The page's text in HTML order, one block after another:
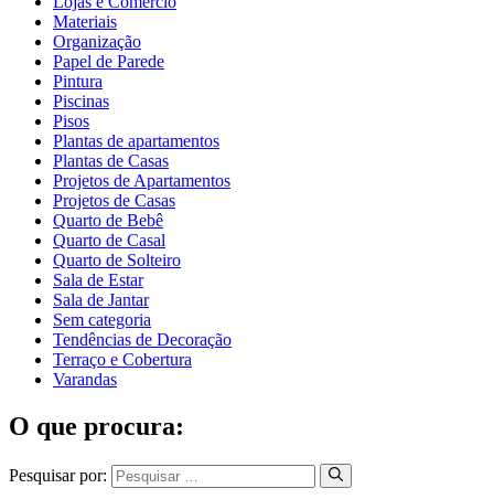
Materiais
Organização
Papel de Parede
Pintura
Piscinas
Pisos
Plantas de apartamentos
Plantas de Casas
Projetos de Apartamentos
Projetos de Casas
Quarto de Bebê
Quarto de Casal
Quarto de Solteiro
Sala de Estar
Sala de Jantar
Sem categoria
Tendências de Decoração
Terraço e Cobertura
Varandas
O que procura:
Pesquisar por: